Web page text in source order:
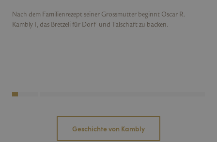
Nach dem Familienrezept seiner Grossmutter beginnt Oscar R.
Kambly I, das Bretzeli für Dorf- und Talschaft zu backen.
Geschichte von Kambly